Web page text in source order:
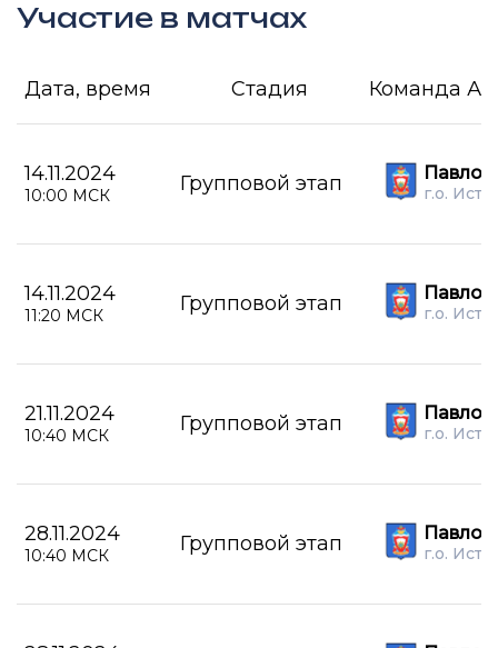
Участие в матчах
Дата, время Стадия Команда А
14.11.2024
10:00 МСК Групповой этап г.о.
14.11.2024
11:20 МСК Групповой этап г.о.
21.11.2024
10:40 МСК Групповой этап г.о.
28.11.2024
10:40 МСК Групповой этап г.о.